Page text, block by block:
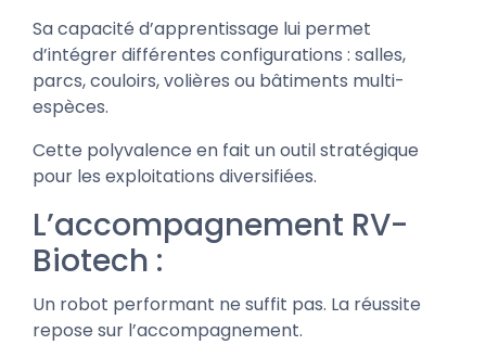
Sa capacité d’apprentissage lui permet
d’intégrer différentes configurations : salles,
parcs, couloirs, volières ou bâtiments multi-
espèces.
Cette polyvalence en fait un outil stratégique
pour les exploitations diversifiées.
L’accompagnement RV-
Biotech :
Un robot performant ne suffit pas. La réussite
repose sur l’accompagnement.